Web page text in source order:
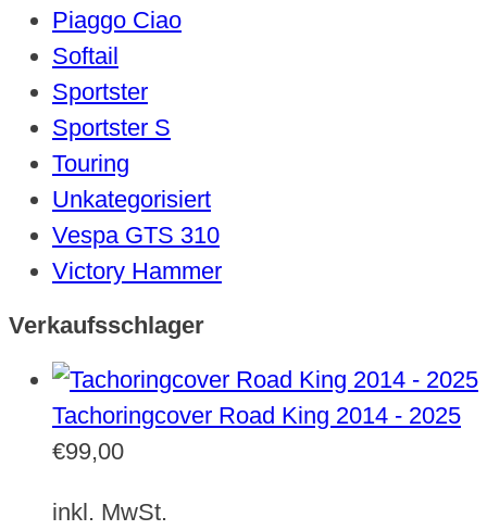
Piaggo Ciao
Softail
Sportster
Sportster S
Touring
Unkategorisiert
Vespa GTS 310
Victory Hammer
Verkaufsschlager
Tachoringcover Road King 2014 - 2025
€99,00
inkl. MwSt.